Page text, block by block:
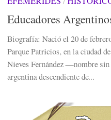
Educadores
Biografía: Nació el 20 de
Parque Patricios, en la ciudad
Nieves Fernández —nombre
argentina descendiente de...